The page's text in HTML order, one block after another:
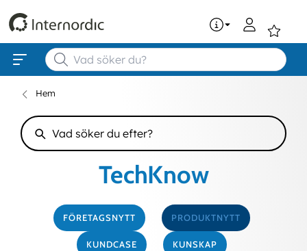
Hem
TechKnow
FÖRETAGSNYTT PRODUKTNYTT
KUNDCASE KUNSKAP